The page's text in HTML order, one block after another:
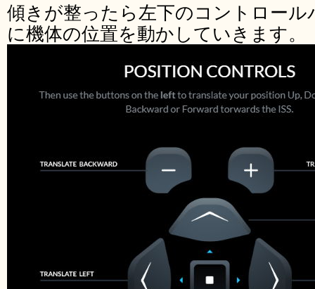
傾きが整ったら左下のコントロール
に機体の位置を動かしていきます。